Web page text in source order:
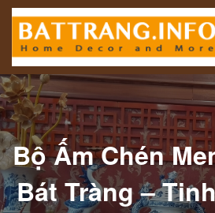
Bộ Ấm Chén
Bát Tràng –